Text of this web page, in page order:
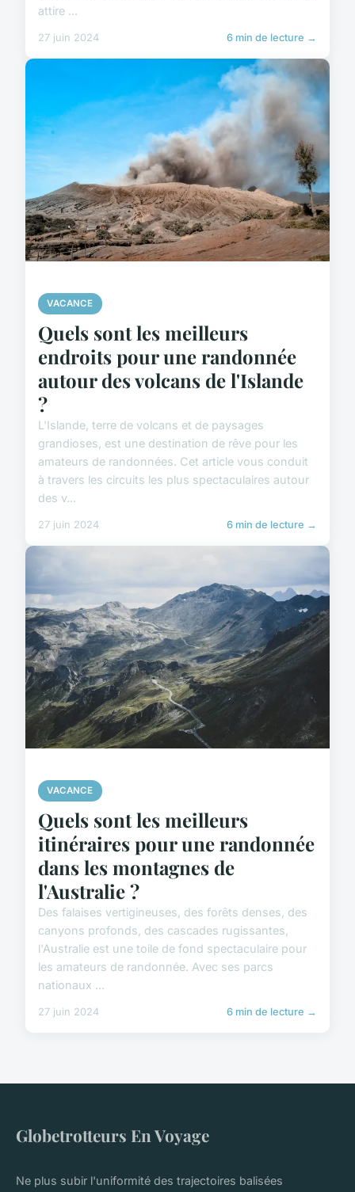
attire ...
27 juin 2024 6 min de lecture →
VACANCE
Quels sont les meilleurs
endroits pour une randonnée
autour des volcans de l'Islande
?
L'Islande, terre de volcans et de paysages
grandioses, est une destination de rêve pour les
amateurs de randonnées. Cet article vous conduit
à travers les circuits les plus spectaculaires autour
des v...
27 juin 2024 6 min de lecture →
VACANCE
Quels sont les meilleurs
itinéraires pour une randonnée
dans les montagnes de
l'Australie ?
Des falaises vertigineuses, des forêts denses, des
canyons profonds, des cascades rugissantes,
l'Australie est une toile de fond spectaculaire pour
les amateurs de randonnée. Avec ses parcs
nationaux ...
27 juin 2024 6 min de lecture →
Globetrotteurs En Voyage
Ne plus subir l'uniformité des trajectoires balisées